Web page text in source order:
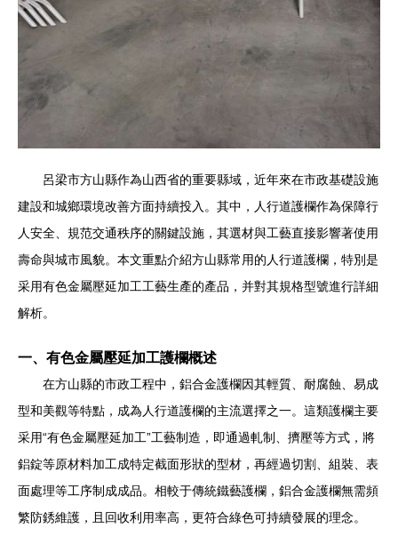
呂梁市方山縣作為山西省的重要縣域，近年來在市政基礎設施
建設和城鄉環境改善方面持續投入。其中，人行道護欄作為保障行
人安全、規范交通秩序的關鍵設施，其選材與工藝直接影響著使用
壽命與城市風貌。本文重點介紹方山縣常用的人行道護欄，特別是
采用有色金屬壓延加工工藝生產的產品，并對其規格型號進行詳細
解析。
一、有色金屬壓延加工護欄概述
在方山縣的市政工程中，鋁合金護欄因其輕質、耐腐蝕、易成
型和美觀等特點，成為人行道護欄的主流選擇之一。這類護欄主要
采用“有色金屬壓延加工”工藝制造，即通過軋制、擠壓等方式，將
鋁錠等原材料加工成特定截面形狀的型材，再經過切割、組裝、表
面處理等工序制成成品。相較于傳統鐵藝護欄，鋁合金護欄無需頻
繁防銹維護，且回收利用率高，更符合綠色可持續發展的理念。